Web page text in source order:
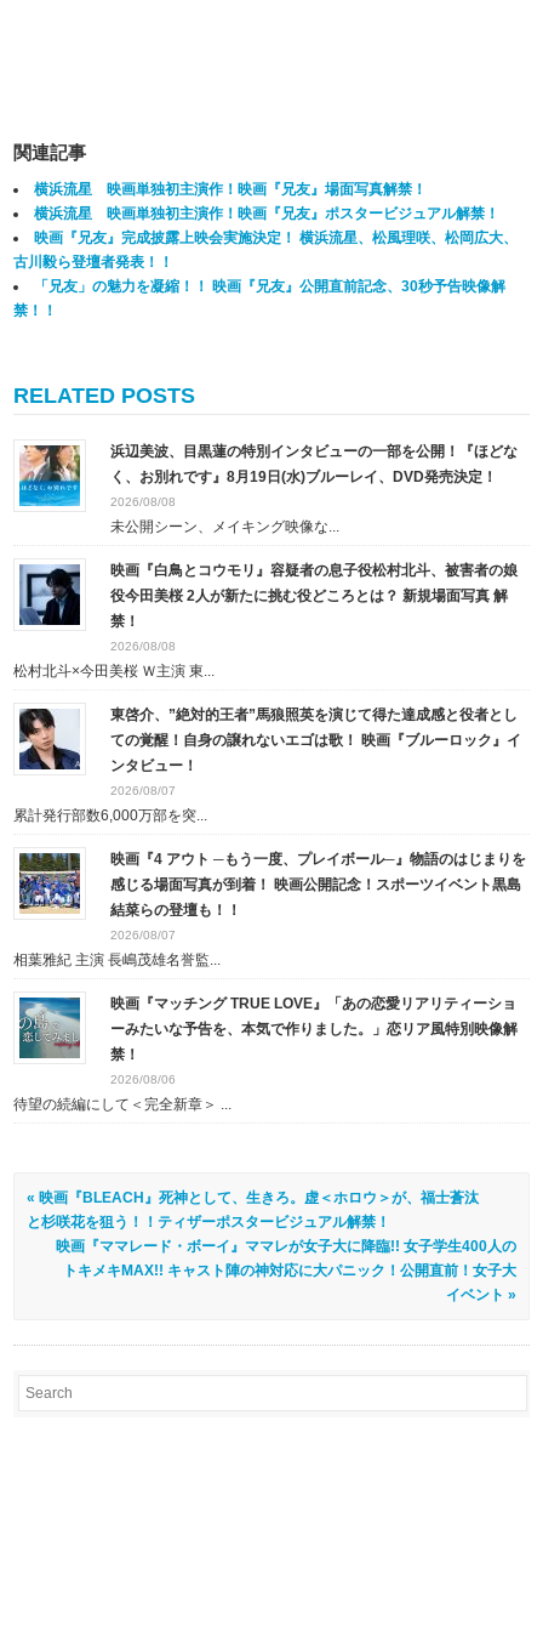
関連記事
横浜流星 映画単独初主演作！映画『兄友』場面写真解禁！
横浜流星 映画単独初主演作！映画『兄友』ポスタービジュアル解禁！
映画『兄友』完成披露上映会実施決定！ 横浜流星、松風理咲、松岡広大、
古川毅ら登壇者発表！！
「兄友」の魅力を凝縮！！ 映画『兄友』公開直前記念、30秒予告映像解
禁！！
RELATED POSTS
浜辺美波、目黒蓮の特別インタビューの一部を公開！『ほどな
く、お別れです』8月19日(水)ブルーレイ、DVD発売決定！
2026/08/08
未公開シーン、メイキング映像な...
映画『白鳥とコウモリ』容疑者の息子役松村北斗、被害者の娘
役今田美桜 2人が新たに挑む役どころとは？ 新規場面写真 解
禁！
2026/08/08
松村北斗×今田美桜 Ｗ主演 東...
東啓介、”絶対的王者”馬狼照英を演じて得た達成感と役者とし
ての覚醒！自身の譲れないエゴは歌！ 映画『ブルーロック』イ
ンタビュー！
2026/08/07
累計発行部数6,000万部を突...
映画『4 アウト ─もう一度、プレイボール─』物語のはじまりを
感じる場面写真が到着！ 映画公開記念！スポーツイベント黒島
結菜らの登壇も！！
2026/08/07
相葉雅紀 主演 長嶋茂雄名誉監...
映画『マッチング TRUE LOVE』「あの恋愛リアリティーショ
ーみたいな予告を、本気で作りました。」恋リア風特別映像解
禁！
2026/08/06
待望の続編にして＜完全新章＞ ...
« 映画『BLEACH』死神として、生きろ。虚＜ホロウ＞が、福士蒼汰
と杉咲花を狙う！！ティザーポスタービジュアル解禁！
映画『ママレード・ボーイ』​ママレが女子大に降臨!! 女子学生400人の
トキメキMAX!! キャスト陣の神対応に大パニック！公開直前！女子大
イベント »